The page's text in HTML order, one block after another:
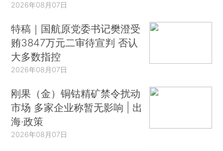
2026年08月07日
特稿｜国航原党委书记樊澄受
贿3847万元二审待宣判 否认
大多数指控
2026年08月07日
刚果（金）铜钴精矿禁令扰动
市场 多家企业称暂无影响 | 出
海·政策
2026年08月07日